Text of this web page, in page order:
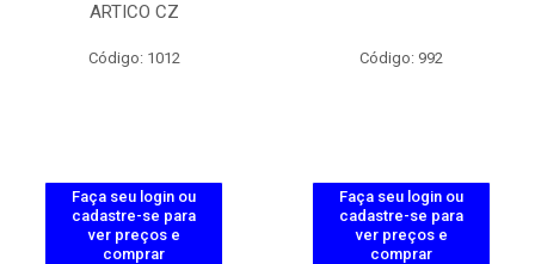
ARTICO CZ
Código: 1012
Faça seu login ou
cadastre-se para
ver preços e
comprar
Código: 992
Faça seu login ou
cadastre-se para
ver preços e
comprar